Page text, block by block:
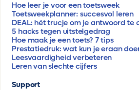
Hoe leer je voor een toetsweek
Toetsweekplanner: succesvol leren
DEAL: hét trucje om je antwoord te
5 hacks tegen uitstelgedrag
Hoe maak je een toets? 7 tips
Prestatiedruk: wat kun je eraan
Leesvaardigheid verbeteren
Leren van slechte cijfers
Support